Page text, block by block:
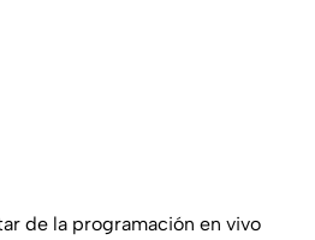
de la programación en vivo